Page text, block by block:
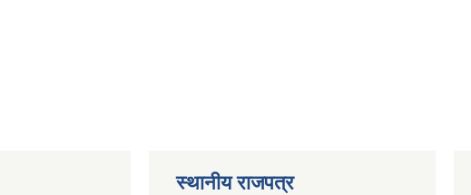
स्थानीय राजपत्र